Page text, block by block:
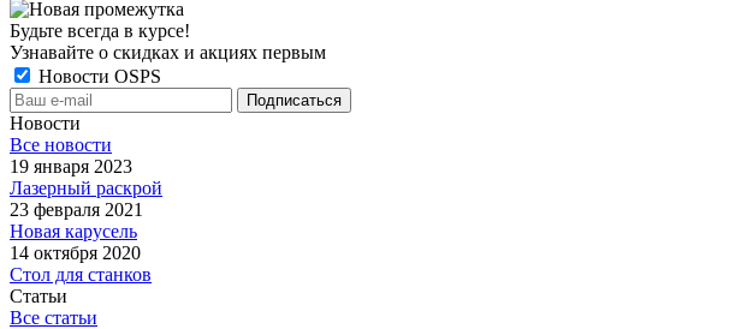
Будьте всегда в курсе!
Узнавайте о скидках и акциях первым
Новости OSPS
Новости
Все новости
19 января 2023
Лазерный раскрой
23 февраля 2021
Новая карусель
14 октября 2020
Стол для станков
Статьи
Все статьи